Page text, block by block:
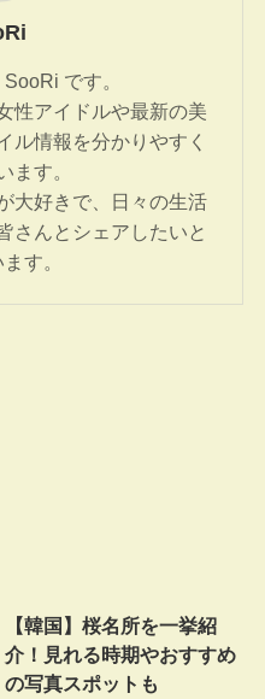
です。
性アイドルや最新の美
ル情報を分かりやすく
ます。
大好きで、日々の生活
さんとシェアしたいと
す。
【韓国】桜名所を一挙紹
介！見れる時期やおすすめ
の写真スポットも